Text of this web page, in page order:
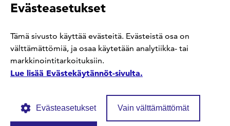
Hanki standardi
Kommentoi tekeillä olevia standardeja
Evästeasetukset
Tämä sivusto käyttää evästeitä. Evästeistä osa on
välttämättömiä, ja osaa käytetään analytiikka- tai
markkinointitarkoituksiin.
Lue lisää Evästekäytännöt-sivulta.
Evästeasetukset Vain välttämättömät